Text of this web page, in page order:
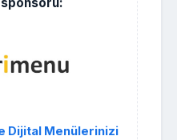
Dijital Menülerinizi